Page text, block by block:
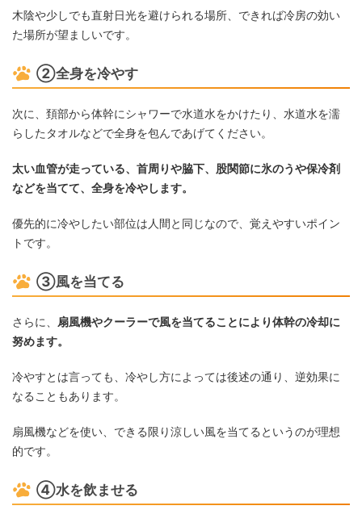
木陰や少しでも直射日光を避けられる場所、できれば冷房の効い
た場所が望ましいです。
②全身を冷やす
次に、頚部から体幹にシャワーで水道水をかけたり、水道水を濡
らしたタオルなどで全身を包んであげてください。
太い血管が走っている、首周りや脇下、股関節に氷のうや保冷剤
などを当てて、全身を冷やします。
優先的に冷やしたい部位は人間と同じなので、覚えやすいポイン
トです。
③風を当てる
さらに、 扇風機やクーラーで風を当てることにより体幹の冷却に
努めます。
冷やすとは言っても、冷やし方によっては後述の通り、逆効果に
なることもあります。
扇風機などを使い、できる限り涼しい風を当てるというのが理想
的です。
④水を飲ませる